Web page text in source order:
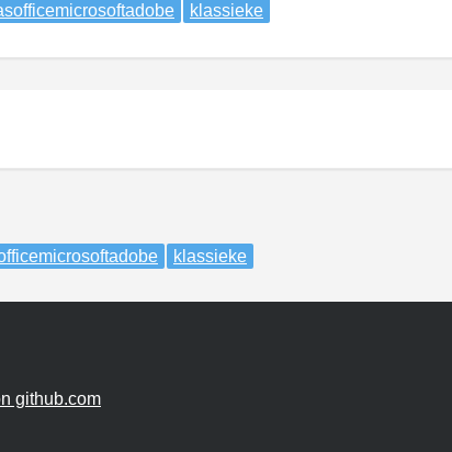
klassieke
klassieke
github.com